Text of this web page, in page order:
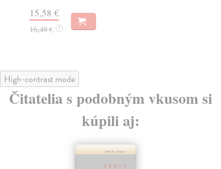
15,58 €
16,40 € ?
High-contrast mode
Čitatelia s podobným vkusom si
kúpili aj: